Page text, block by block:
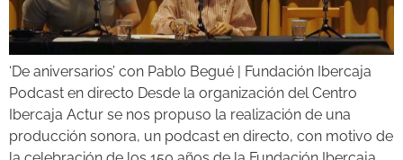
‘De aniversarios’ con Pablo Begué | Fundación Ibercaja
Podcast en directo Desde la organización del Centro
Ibercaja Actur se nos propuso la realización de una
producción sonora, un podcast en directo, con motivo de